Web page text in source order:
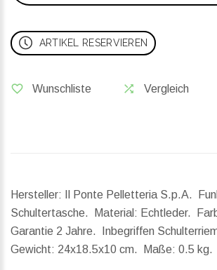
ARTIKEL RESERVIEREN
Wunschliste Vergleich
Hersteller: Il Ponte Pelletteria S.p.A.
Schultertasche. Material: Echtleder.
Garantie 2 Jahre. Inbegriffen
Gewicht: 24x18.5x10 cm. Maße: 0.5 kg.